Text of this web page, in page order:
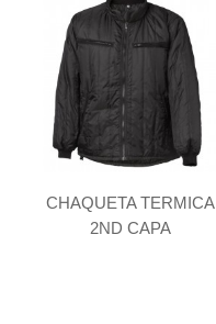
CHAQUETA TERMICA
2ND CAPA